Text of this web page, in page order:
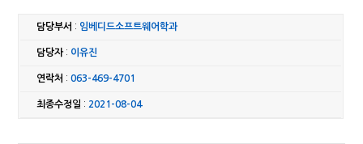
담당부서 : 임베디드소프트웨어학과
담당자: 이유진
연락처 :063-469-4701
최종수정일 : 2021-08-04